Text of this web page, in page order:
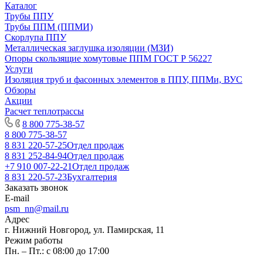
Каталог
Трубы ППУ
Трубы ППМ (ППМИ)
Скорлупа ППУ
Металлическая заглушка изоляции (МЗИ)
Опоры скользящие хомутовые ППМ ГОСТ Р 56227
Услуги
Изоляция труб и фасонных элементов в ППУ, ППМи, ВУС
Обзоры
Акции
Расчет теплотрассы
8 800 775-38-57
8 800 775-38-57
8 831 220-57-25Отдел продаж
8 831 252-84-94Отдел продаж
+7 910 007-22-21Отдел продаж
8 831 220-57-23Бухгалтерия
Заказать звонок
E-mail
psm_nn@mail.ru
Адрес
г. Нижний Новгород, ул. Памирская, 11
Режим работы
Пн. – Пт.: с 08:00 до 17:00